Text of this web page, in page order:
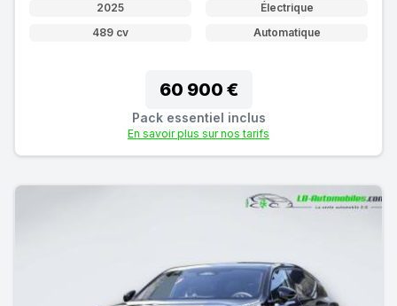
2025
Électrique
489 cv
Automatique
60 900 €
Pack essentiel inclus
En savoir plus sur nos tarifs